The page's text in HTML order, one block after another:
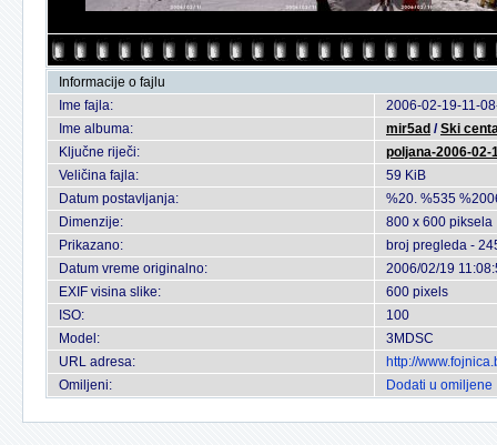
Informacije o fajlu
Ime fajla:
2006-02-19-11-
Ime albuma:
mir5ad /Ski
Ključne riječi:
poljana-2006-02-
Veličina fajla:
59 KiB
Datum postavljanja:
%20. %535
Dimenzije:
800 x 600 piksela
Prikazano:
broj pregleda -
Datum vreme originalno:
2006/02/19
EXIF visina slike:
600 pixels
ISO:
100
Model:
3MDSC
URL adresa:
http://
Omiljeni:
Dodati u omiljene